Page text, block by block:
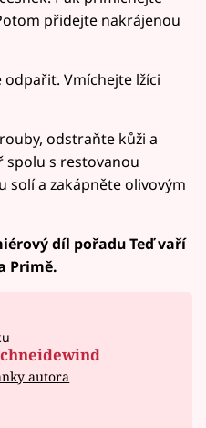
přidejte nakrájenou
Vmíchejte lžíci
odstraňte kůži a
spolu s restovanou
solí a zakápněte olivovým
díl pořadu Teď vaří
Primě.
autora